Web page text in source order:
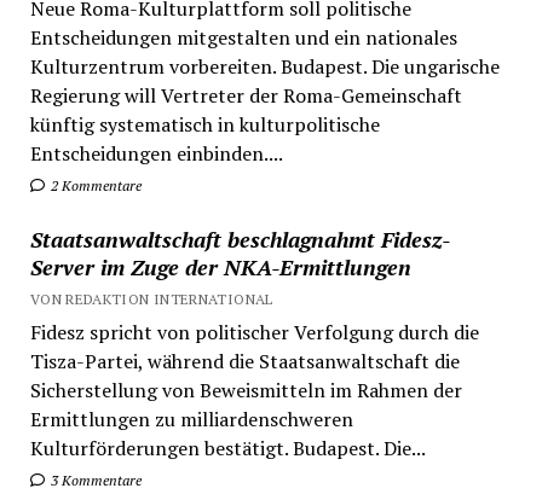
Neue Roma-Kulturplattform soll politische
Entscheidungen mitgestalten und ein nationales
Kulturzentrum vorbereiten. Budapest. Die ungarische
Regierung will Vertreter der Roma-Gemeinschaft
künftig systematisch in kulturpolitische
Entscheidungen einbinden....
2 Kommentare
Staatsanwaltschaft beschlagnahmt Fidesz-
Server im Zuge der NKA-Ermittlungen
VON REDAKTION INTERNATIONAL
Fidesz spricht von politischer Verfolgung durch die
Tisza-Partei, während die Staatsanwaltschaft die
Sicherstellung von Beweismitteln im Rahmen der
Ermittlungen zu milliardenschweren
Kulturförderungen bestätigt. Budapest. Die...
3 Kommentare